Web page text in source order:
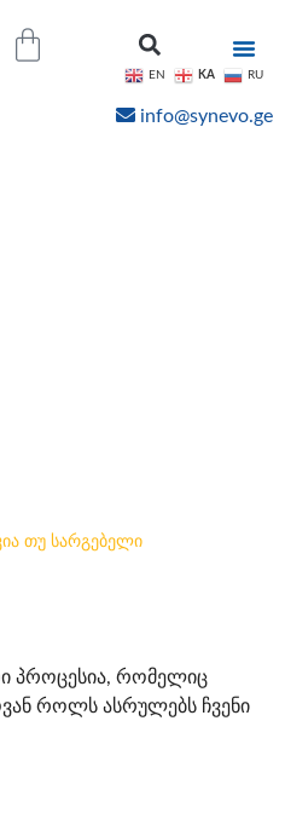
info@synevo.ge
თუ სარგებელი
პროცესია, რომელიც
როლს ასრულებს ჩვენი
EN KA RU